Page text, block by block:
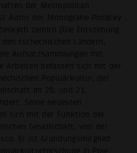
der Metropolitan
Autor der Monografie Počátky
zemích [Die Entstehung
tschechischen Ländern,
Aufsatzsammlungen mit
Arbeiten befassen sich mit der
Populärkultur, der
im 20. und 21.
Seine neuesten
sich mit der Funktion der
Gesellschaft, von der
Er ist Gründungsmitglied
in Prag.